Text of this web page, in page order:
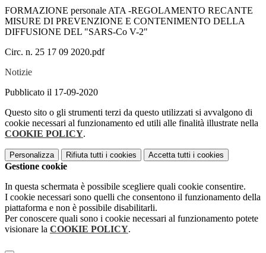
FORMAZIONE personale ATA -REGOLAMENTO RECANTE
MISURE DI PREVENZIONE E CONTENIMENTO DELLA
DIFFUSIONE DEL "SARS-Co V-2"
Circ. n. 25 17 09 2020.pdf
Notizie
Pubblicato il 17-09-2020
Questo sito o gli strumenti terzi da questo utilizzati si avvalgono di
cookie necessari al funzionamento ed utili alle finalità illustrate nella
COOKIE POLICY.
Personalizza Rifiuta tutti i cookies Accetta tutti i cookies
Gestione cookie
In questa schermata è possibile scegliere quali cookie consentire.
I cookie necessari sono quelli che consentono il funzionamento della
piattaforma e non è possibile disabilitarli.
Per conoscere quali sono i cookie necessari al funzionamento potete
visionare la COOKIE POLICY.